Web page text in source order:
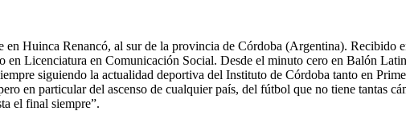
Huinca Renancó, al sur de la provincia de Córdoba (Argentina). Recibido
en Licenciatura en Comunicación Social. Desde el minuto cero en Balón
siguiendo la actualidad deportiva del Instituto de Córdoba tanto en
en particular del ascenso de cualquier país, del fútbol que no tiene tantas
el final siempre”.